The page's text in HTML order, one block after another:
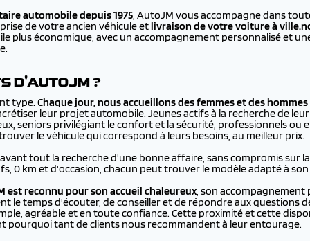
automobile depuis 1975, AutoJM vous accompagne dans
de votre ancien véhicule etlivraison de votre voiture à
plus économique, avec un accompagnement personnalisé et
D'AUTOJM ?
type. Chaque jour, nous accueillons des femmes et des
leur projet automobile. Jeunes actifs à la recherche de
seniors privilégiant le confort et la sécurité, professionnels ou
le véhicule qui correspond à leurs besoins, au meilleur prix.
tout la recherche d'une bonne affaire, sans compromis sur
0 km et d'occasion, chacun peut trouver le modèle adapté à
est reconnu pour son accueil chaleureux, son
le temps d'écouter, de conseiller et de répondre aux questions
agréable et en toute confiance. Cette proximité et cette
pourquoi tant de clients nous recommandent à leur entourage.